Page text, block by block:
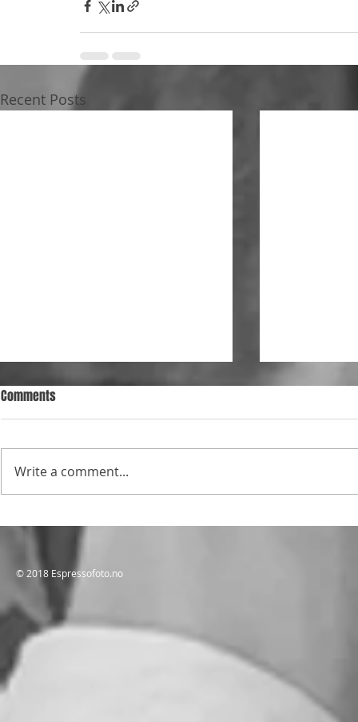
Recent Posts
NÅR FOTOGRAFIET IKKE SKAL TOLKE,
MEN DOKUMENTERE
Comments
Write a comment...
​© 2018 Espressofoto.no